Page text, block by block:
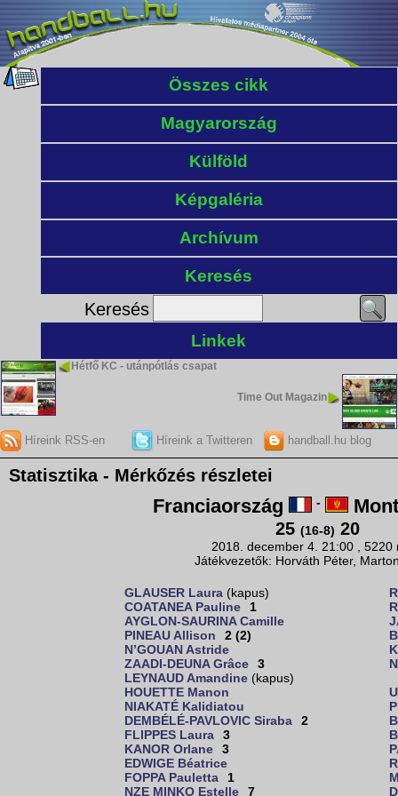
Összes cikk
Magyarország
Külföld
Képgaléria
Archívum
Keresés
Keresés
Linkek
Hétfő KC - utánpótlás csapat
Time Out Magazin
Híreink RSS-en Híreink a Twitteren handball.hu blog
Statisztika - Mérkőzés részletei
Franciaország -
25 (16-8) 20
2018. december 4. 21:00 , 5220
Játékvezetők: Horváth Péter,
GLAUSER Laura (kapus)
COATANEA Pauline
1
AYGLON-SAURINA Camille
PINEAU Allison
2 (2)
N’GOUAN Astride
ZAADI-DEUNA Grâce
3
LEYNAUD Amandine (kapus)
HOUETTE Manon
NIAKATÉ Kalidiatou
DEMBÉLÉ-PAVLOVIC Siraba
2
FLIPPES Laura
3
KANOR Orlane
3
EDWIGE Béatrice
FOPPA Pauletta
1
NZE MINKO Estelle
7